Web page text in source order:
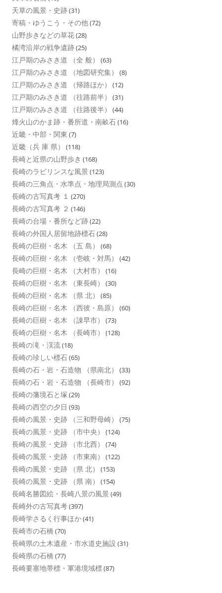
天草の風景・史跡(31)
寄稿・ゆうこう・その他(72)
山野歩きなどの草花(28)
橘湾沿岸の戦争遺跡(25)
江戸期のみさき道 （全 般） (63)
江戸期のみさき道 （地図研究集） (8)
江戸期のみさき道 （帰路ほか） (12)
江戸期のみさき道 （往路前半） (31)
江戸期のみさき道 （往路後半） (44)
烽火山のかま跡・番所道・南畝石(16)
近畿・中部・関東 (7)
近畿（兵 庫 県） (118)
長崎と近県の山野歩き (168)
長崎のラビリンスな風景 (123)
長崎の三角点・水準点・地理局測点 (30)
長崎の古写真考 １ (270)
長崎の古写真考 ２ (146)
長崎の台場・番所など跡(22)
長崎の外国人居留地跡標石(28)
長崎の巨樹・名木 （五 島） (68)
長崎の巨樹・名木 （壱岐・対馬） (42)
長崎の巨樹・名木 （大村市） (16)
長崎の巨樹・名木 （東長崎） (30)
長崎の巨樹・名木 （県 北） (85)
長崎の巨樹・名木 （西彼・島原） (60)
長崎の巨樹・名木 （諌早市） (73)
長崎の巨樹・名木 （長崎市） (128)
長崎の滝・渓流(18)
長崎の珍しい標石(65)
長崎の石・岩・石造物 （県南北） (33)
長崎の石・岩・石造物 （長崎市） (92)
長崎の藩境石と塚 (29)
長崎の西空の夕日 (93)
長崎の風景・史跡 （三和野母崎） (75)
長崎の風景・史跡 （市中央） (124)
長崎の風景・史跡 （市北西） (74)
長崎の風景・史跡 （市東南） (122)
長崎の風景・史跡 （県 北） (153)
長崎の風景・史跡 （県 南） (154)
長崎名勝図絵・長崎八景の風景 (49)
長崎外の古写真考(397)
長崎学さるく行事ほか(41)
長崎市の石橋 (70)
長崎県の土木遺産・市水道史施設 (31)
長崎県の石橋 (77)
長崎要塞地帯標・軍港境域標(87)